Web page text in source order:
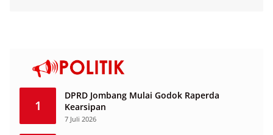
1
DPRD Jombang Mulai Godok Raperda
Kearsipan
7 Juli 2026